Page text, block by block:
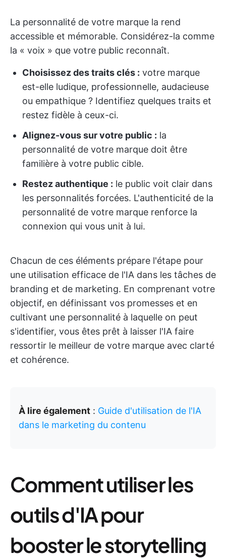
La personnalité de votre marque la rend
accessible et mémorable. Considérez-la comme
la « voix » que votre public reconnaît.
Choisissez des traits clés : votre marque
est-elle ludique, professionnelle, audacieuse
ou empathique ? Identifiez quelques traits et
restez fidèle à ceux-ci.
Alignez-vous sur votre public : la
personnalité de votre marque doit être
familière à votre public cible.
Restez authentique : le public voit clair dans
les personnalités forcées. L'authenticité de la
personnalité de votre marque renforce la
connexion qui vous unit à lui.
Chacun de ces éléments prépare l'étape pour
une utilisation efficace de l'IA dans les tâches de
branding et de marketing. En comprenant votre
objectif, en définissant vos promesses et en
cultivant une personnalité à laquelle on peut
s'identifier, vous êtes prêt à laisser l'IA faire
ressortir le meilleur de votre marque avec clarté
et cohérence.
À lire également : Guide d'utilisation de l'IA
dans le marketing du contenu
Comment utiliser les
outils d'IA pour
booster le storytelling